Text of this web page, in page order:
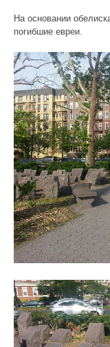
На основании
погибшие евреи.